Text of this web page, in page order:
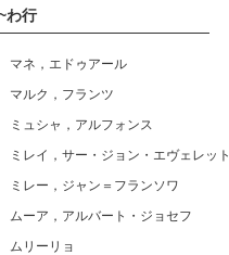
わ行
マネ，エドゥアール
マルク，フランツ
ミュシャ，アルフォンス
ミレイ，サー・ジョン・エヴェレット
ミレー，ジャン＝フランソワ
ムーア，アルバート・ジョセフ
ムリーリョ